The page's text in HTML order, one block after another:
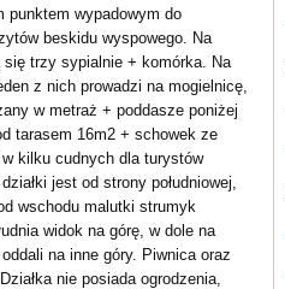
punktem wypadowym do
beskidu wyspowego. Na
się trzy sypialnie + komórka. Na
z nich prowadzi na mogielnicę,
w metraż + poddasze poniżej
tarasem 16m2 + schowek ze
kilku cudnych dla turystów
jest od strony południowej,
wschodu malutki strumyk
widok na górę, w dole na
na inne góry. Piwnica oraz
nie posiada ogrodzenia,